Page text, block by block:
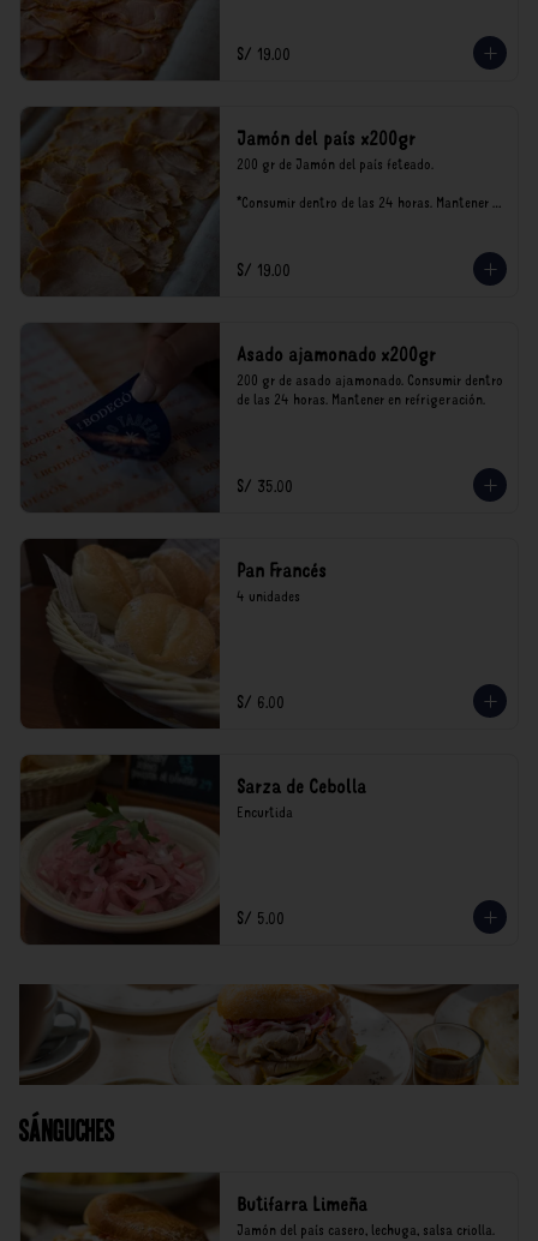
incluyen impuestos de ley y recargo al
consumo.
S/ 19.00
Jamón del país x200gr
200 gr de Jamón del país feteado.
*Consumir dentro de las 24 horas. Mantener
incluyen impuestos de ley y recargo al
consumo.
S/ 19.00
Asado ajamonado x200gr
200 gr de asado ajamonado. Consumir dentro
de las 24 horas. Mantener en refrigeración.
S/ 35.00
Pan Francés
4 unidades
S/ 6.00
Sarza de Cebolla
Encurtida
S/ 5.00
Sánguches
Butifarra Limeña
Jamón del país casero, lechuga, salsa criolla.